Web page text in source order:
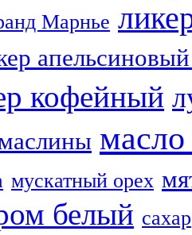
Марнье
кофейный
масло
мускатный орех
белый сахар